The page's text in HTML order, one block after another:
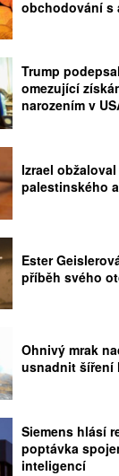
obchodování s
Trump
omezující
narozením v
Izrael
palestinského
Ester
příběh svého
Ohnivý mrak
usnadnit šíření
Siemens hlásí
poptávka
inteligencí